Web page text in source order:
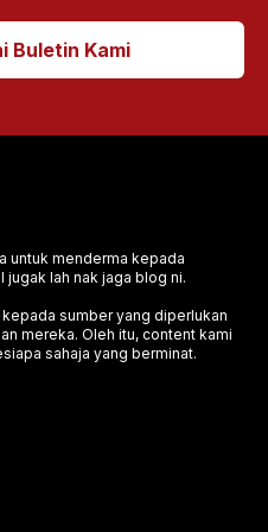
Buletin Kami
untuk menderma kepada
jugak lah nak jaga blog ni.
sumber yang diperlukan
mereka. Oleh itu, content kami
sahaja yang berminat.